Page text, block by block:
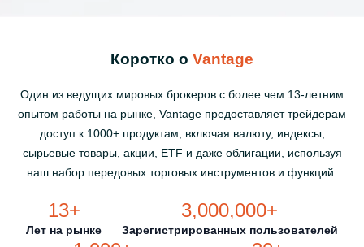
Коротко о Vantage
Один из ведущих мировых брокеров с более чем 13-летним
опытом работы на рынке, Vantage предоставляет трейдерам
доступ к 1000+ продуктам, включая валюту, индексы,
сырьевые товары, акции, ETF и даже облигации, используя
наш набор передовых торговых инструментов и функций.
13+
Лет на рынке
3,000,000+
Зарегистрированных пользователей